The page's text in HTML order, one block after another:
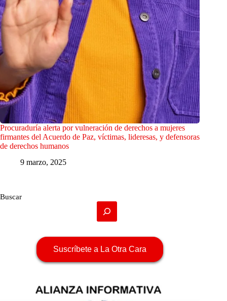
Procuraduría alerta por vulneración de derechos a mujeres
firmantes del Acuerdo de Paz, víctimas, lideresas, y defensoras
de derechos humanos
9 marzo, 2025
Buscar
Suscríbete a La Otra Cara